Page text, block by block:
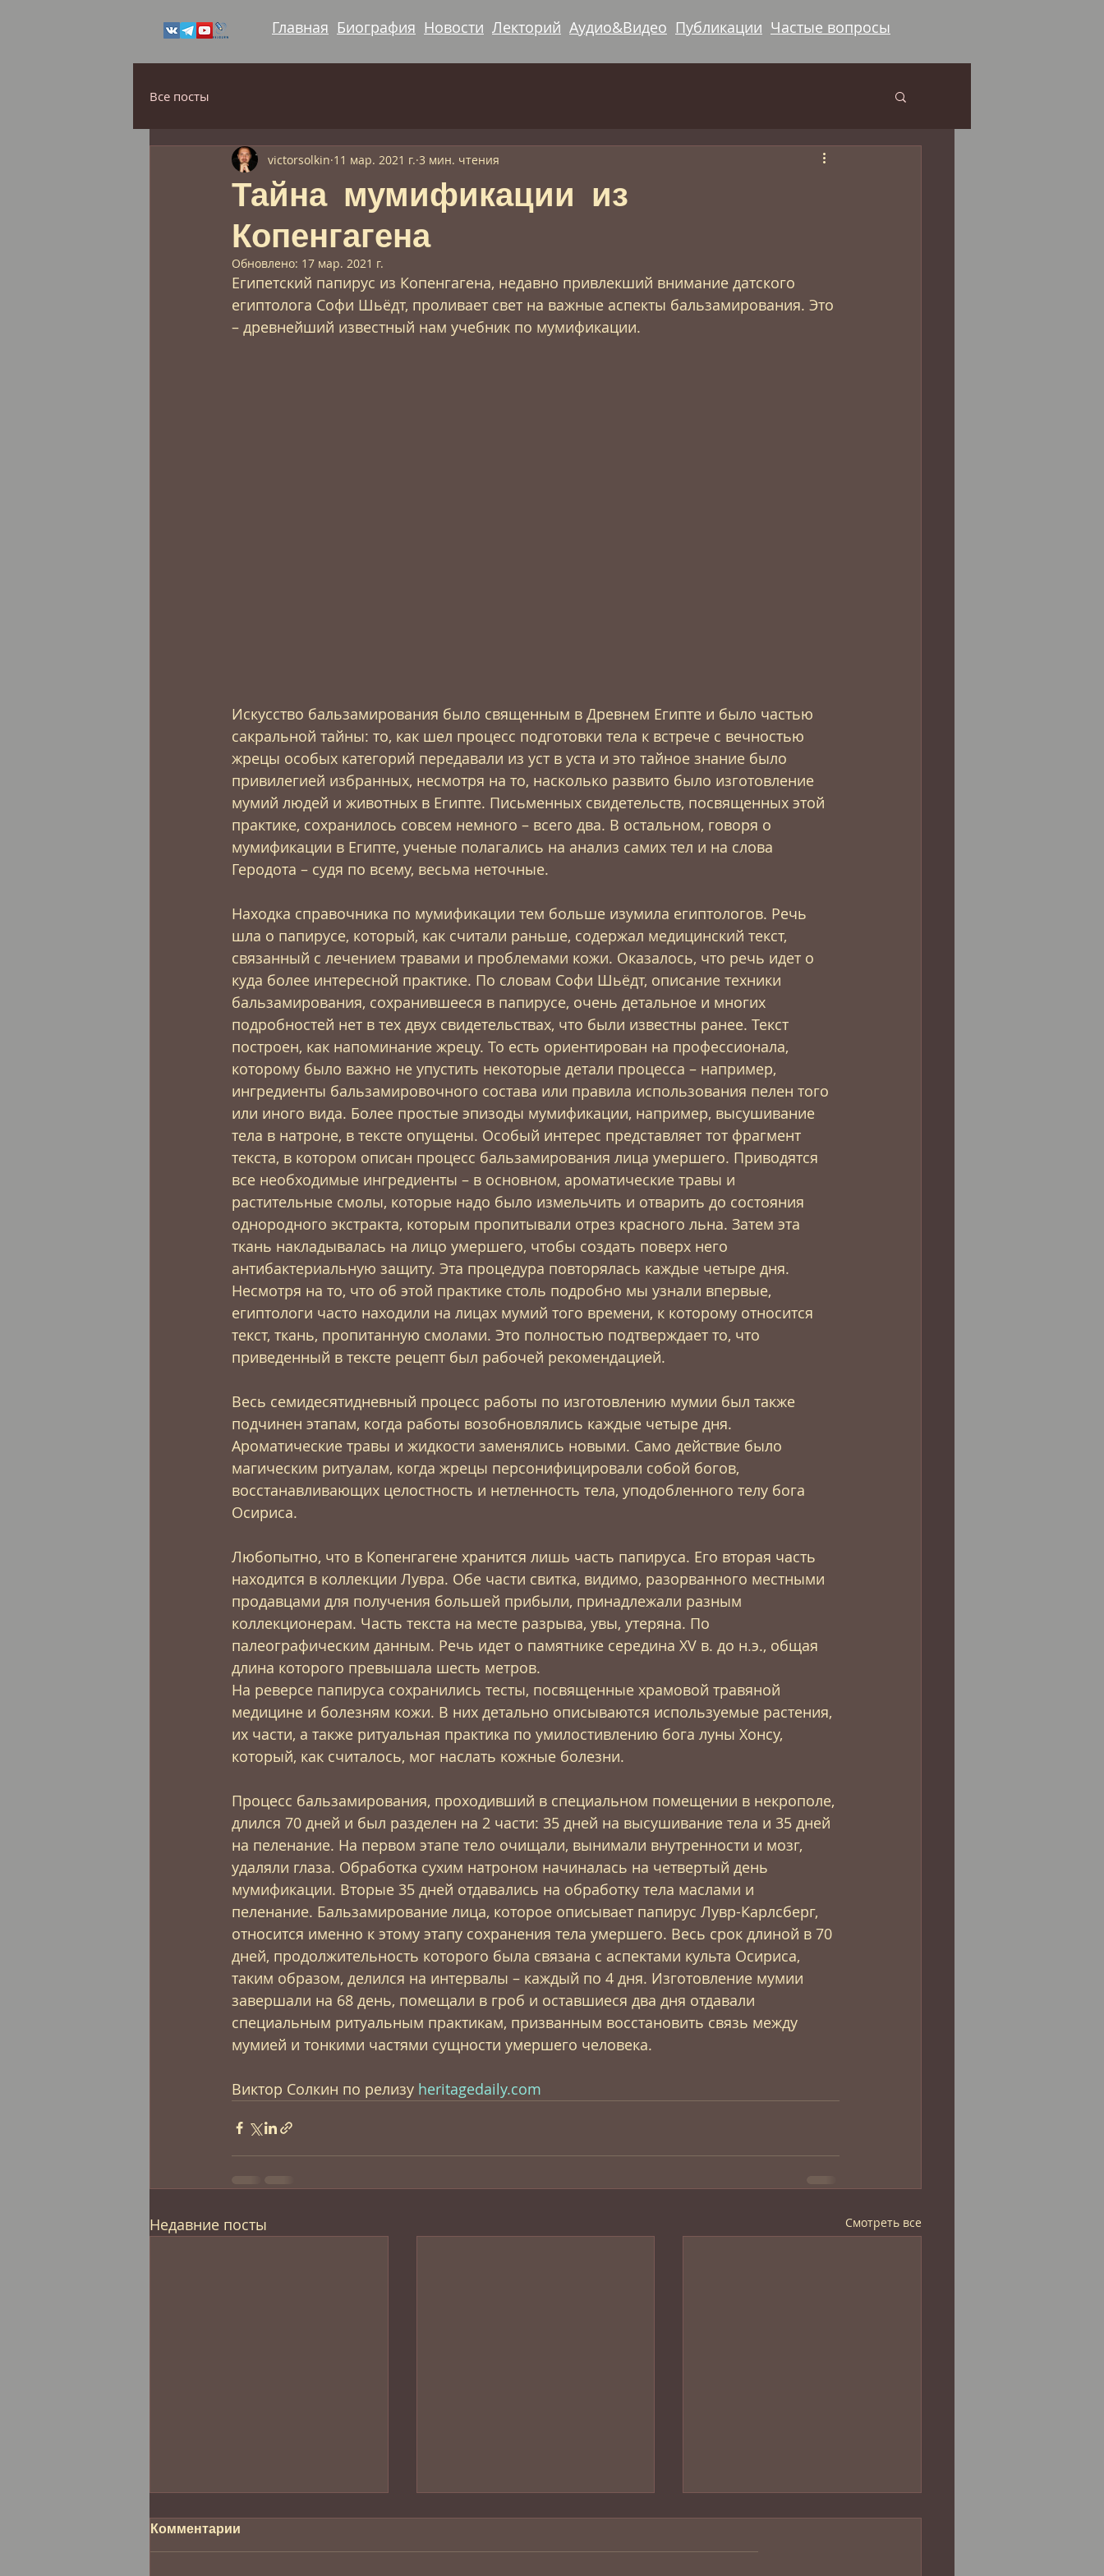
Главная Биография Новости Лекторий Аудио&Видео Публикации Частые вопросы
Все посты
Тайна мумификации из
Копенгагена
victorsolkin 11 мар. 2021 г. 3 мин. чтения
Обновлено: 17 мар. 2021 г.
Египетский папирус из Копенгагена, недавно привлекший внимание датского
египтолога Софи Шьёдт, проливает свет на важные аспекты бальзамирования. Это
– древнейший известный нам учебник по мумификации.
Искусство бальзамирования было священным в Древнем Египте и было частью
сакральной тайны: то, как шел процесс подготовки тела к встрече с вечностью
жрецы особых категорий передавали из уст в уста и это тайное знание было
привилегией избранных, несмотря на то, насколько развито было изготовление
мумий людей и животных в Египте. Письменных свидетельств, посвященных этой
практике, сохранилось совсем немного – всего два. В остальном, говоря о
мумификации в Египте, ученые полагались на анализ самих тел и на слова
Геродота – судя по всему, весьма неточные.
Находка справочника по мумификации тем больше изумила египтологов. Речь
шла о папирусе, который, как считали раньше, содержал медицинский текст,
связанный с лечением травами и проблемами кожи. Оказалось, что речь идет о
куда более интересной практике. По словам Софи Шьёдт, описание техники
бальзамирования, сохранившееся в папирусе, очень детальное и многих
подробностей нет в тех двух свидетельствах, что были известны ранее. Текст
построен, как напоминание жрецу. То есть ориентирован на профессионала,
которому было важно не упустить некоторые детали процесса – например,
ингредиенты бальзамировочного состава или правила использования пелен того
или иного вида. Более простые эпизоды мумификации, например, высушивание
тела в натроне, в тексте опущены. Особый интерес представляет тот фрагмент
текста, в котором описан процесс бальзамирования лица умершего. Приводятся
все необходимые ингредиенты – в основном, ароматические травы и
растительные смолы, которые надо было измельчить и отварить до состояния
однородного экстракта, которым пропитывали отрез красного льна. Затем эта
ткань накладывалась на лицо умершего, чтобы создать поверх него
антибактериальную защиту. Эта процедура повторялась каждые четыре дня.
Несмотря на то, что об этой практике столь подробно мы узнали впервые,
египтологи часто находили на лицах мумий того времени, к которому относится
текст, ткань, пропитанную смолами. Это полностью подтверждает то, что
приведенный в тексте рецепт был рабочей рекомендацией.
Весь семидесятидневный процесс работы по изготовлению мумии был также
подчинен этапам, когда работы возобновлялись каждые четыре дня.
Ароматические травы и жидкости заменялись новыми. Само действие было
магическим ритуалам, когда жрецы персонифицировали собой богов,
восстанавливающих целостность и нетленность тела, уподобленного телу бога
Осириса.
Любопытно, что в Копенгагене хранится лишь часть папируса. Его вторая часть
находится в коллекции Лувра. Обе части свитка, видимо, разорванного местными
продавцами для получения большей прибыли, принадлежали разным
коллекционерам. Часть текста на месте разрыва, увы, утеряна. По
палеографическим данным. Речь идет о памятнике середина XV в. до н.э., общая
длина которого превышала шесть метров.
На реверсе папируса сохранились тесты, посвященные храмовой травяной
медицине и болезням кожи. В них детально описываются используемые растения,
их части, а также ритуальная практика по умилостивлению бога луны Хонсу,
который, как считалось, мог наслать кожные болезни.
Процесс бальзамирования, проходивший в специальном помещении в некрополе,
длился 70 дней и был разделен на 2 части: 35 дней на высушивание тела и 35 дней
на пеленание. На первом этапе тело очищали, вынимали внутренности и мозг,
удаляли глаза. Обработка сухим натроном начиналась на четвертый день
мумификации. Вторые 35 дней отдавались на обработку тела маслами и
пеленание. Бальзамирование лица, которое описывает папирус Лувр-Карлсберг,
относится именно к этому этапу сохранения тела умершего. Весь срок длиной в 70
дней, продолжительность которого была связана с аспектами культа Осириса,
таким образом, делился на интервалы – каждый по 4 дня. Изготовление мумии
завершали на 68 день, помещали в гроб и оставшиеся два дня отдавали
специальным ритуальным практикам, призванным восстановить связь между
мумией и тонкими частями сущности умершего человека.
Виктор Солкин по релизу heritagedaily.com
Недавние посты Смотреть все
Комментарии